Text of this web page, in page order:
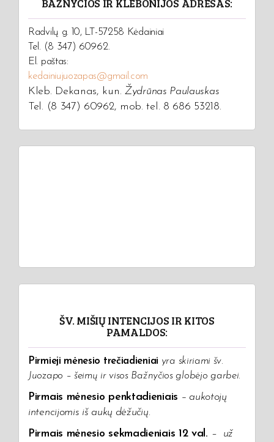
Radvilų g. 10, LT-57258 Kėdainiai
Tel. (8 347) 60962.
El. paštas:
kedainiujuozapas@gmail.com
Kleb. Dekanas, kun. Žydrūnas Paulauskas
Tel. (8 347) 60962, mob. tel. 8 686 53218.
ŠV. MIŠIŲ INTENCIJOS IR KITOS
PAMALDOS:
Pirmieji mėnesio trečiadieniai yra skiriami šv.
Juozapo – šeimų ir visos Bažnyčios globėjo garbei.
Pirmais mėnesio penktadieniais – aukotojų
intencijomis iš aukų dėžučių.
Pirmais mėnesio sekmadieniais 12 val. –
už